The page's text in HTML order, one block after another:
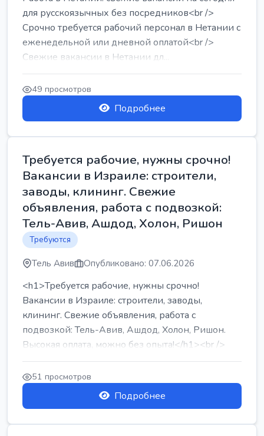
для русскоязычных без посредников<br />
Срочно требуется рабочий персонал в Нетании с
еженедельной или дневной оплатой<br />
Свежие вакансии в Нетании дл...
49 просмотров
Подробнее
Требуется рабочие, нужны срочно!
Вакансии в Израиле: строители,
заводы, клининг. Свежие
объявления, работа с подвозкой:
Тель-Авив, Ашдод, Холон, Ришон
Требуются
Тель Авив Опубликовано: 07.06.2026
<h1>Требуется рабочие, нужны срочно!
Вакансии в Израиле: строители, заводы,
клининг. Свежие объявления, работа с
подвозкой: Тель-Авив, Ашдод, Холон, Ришон.
Высокая оплата, можно без опыта!</h1><br />
...
51 просмотров
Подробнее